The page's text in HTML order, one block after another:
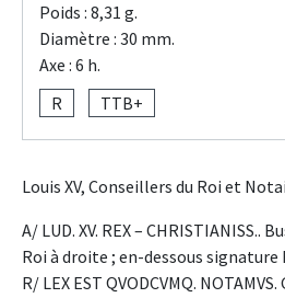
Poids : 8,31 g.
Diamètre : 30 mm.
Axe : 6 h.
R
TTB+
Louis XV, Conseillers du Roi et
A/ LUD. XV. REX – CHRISTIANISS..
Roi à droite ; en-dessous signature
R/ LEX EST QVODCVMQ.